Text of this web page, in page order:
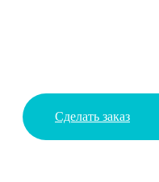
Сделать заказ